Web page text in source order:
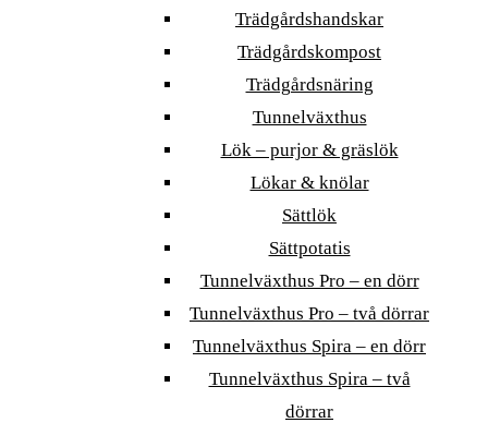
Trädgårdshandskar
Trädgårdskompost
Trädgårdsnäring
Tunnelväxthus
Lök – purjor & gräslök
Lökar & knölar
Sättlök
Sättpotatis
Tunnelväxthus Pro – en dörr
Tunnelväxthus Pro – två dörrar
Tunnelväxthus Spira – en dörr
Tunnelväxthus Spira – två
dörrar